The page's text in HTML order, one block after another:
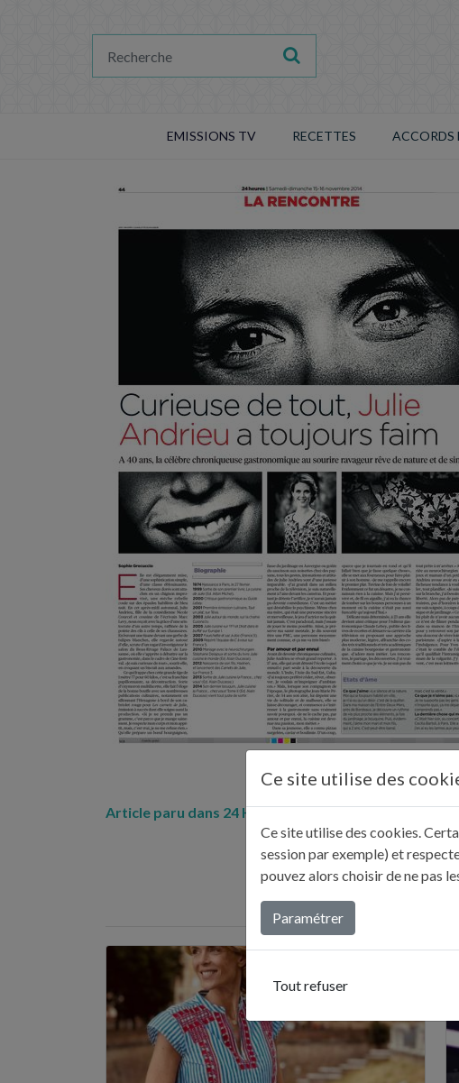
EMISSIONS TV RECETTES ACCORDS
Article paru dans 24 HEURES, quotidien suisse - 20
Ce site utilise des
Ce site utilise des cookies.
session par exemple) et
pouvez alors choisir de ne pas
Paramétrer
Tout refuser